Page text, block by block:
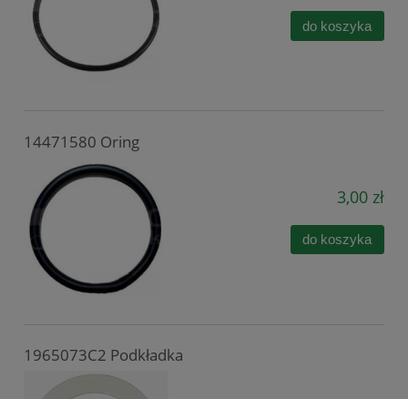
do koszyka
14471580 Oring
3,00 zł
do koszyka
1965073C2 Podkładka